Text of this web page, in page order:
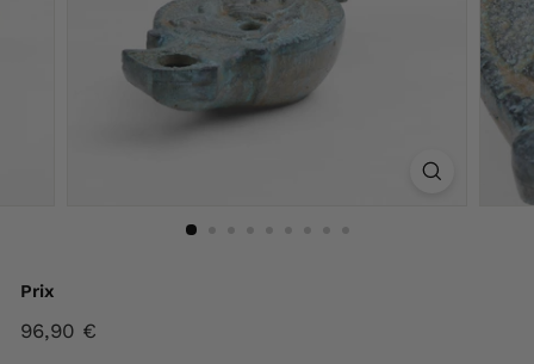
Prix
Prix
96,90 €